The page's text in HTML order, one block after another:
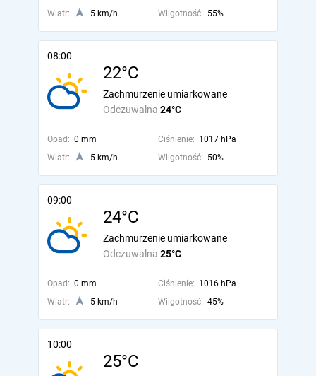
Wiatr: 5 km/h Wilgotność: 55%
08:00
22°C
Odczuwalna 24°C
Zachmurzenie umiarkowane
Opad: 0 mm Ciśnienie: 1017 hPa
Wiatr:
5 km/h Wilgotność: 50%
09:00
24°C
Odczuwalna 25°C
Zachmurzenie umiarkowane
Opad: 0 mm Ciśnienie: 1016 hPa
Wiatr:
5 km/h Wilgotność: 45%
10:00
25°C